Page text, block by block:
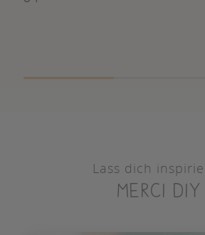
Lass dich
merci diy